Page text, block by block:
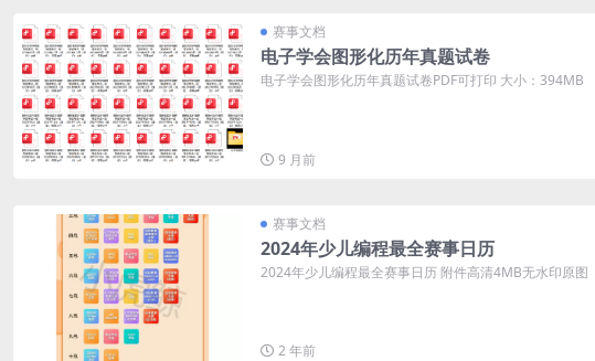
赛事文档
电子学会图形化历年真题试卷
电子学会图形化历年真题试卷PDF可打印 大小：394MB
9 月前
赛事文档
2024年少儿编程最全赛事日历
2024年少儿编程最全赛事日历 附件高清4MB无水印原图
2 年前